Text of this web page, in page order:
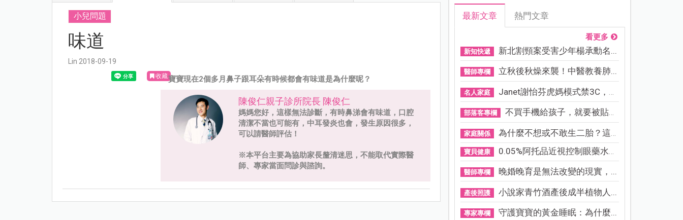
小兒問題
味道
Lin 2018-09-19
收藏寶寶現在2個多月鼻子跟耳朵有時候都會有味道是為什麼呢？
陳俊仁親子診所院長 陳俊仁
媽媽您好，這樣無法診斷，有時鼻涕會有味道，口腔
清潔不當也可能有，中耳發炎也會，發生原因很多，
可以請醫師評估！
※本平台主要為協助家長釐清迷思，不能取代實際醫
師、專家當面問診與諮詢。
最新文章 熱門文章
看更多
新知快遞 新北割頸案受害少年楊承勳名...
醫師專欄 立秋後秋燥來襲！中醫教養肺...
名人家庭 Janet謝怡芬虎媽模式禁3C，看...
部落客專欄 不買手機給孩子，就要被貼「...
家庭關係 為什麼不想或不敢生二胎？這8...
寶貝健康 0.05%阿托品近視控制眼藥水納...
醫師專欄 晚婚晚育是無法改變的現實，...
產後照護 小說家青竹酒產後成半植物人...
專家專欄 守護寶寶的黃金睡眠：為什麼...